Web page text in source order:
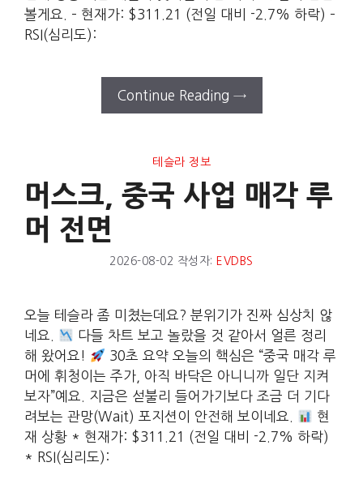
볼게요. – 현재가: $311.21 (전일 대비 -2.7% 하락) –
RSI(심리도):
Continue Reading →
테슬라 정보
머스크, 중국 사업 매각 루
머 전면
2026-08-02 작성자: EVDBS
오늘 테슬라 좀 미쳤는데요? 분위기가 진짜 심상치 않
네요.
다들 차트 보고 놀랐을 것 같아서 얼른 정리
해 왔어요!
30초 요약 오늘의 핵심은 “중국 매각 루
머에 휘청이는 주가, 아직 바닥은 아니니까 일단 지켜
보자”예요. 지금은 섣불리 들어가기보다 조금 더 기다
려보는 관망(Wait) 포지션이 안전해 보이네요.
현
재 상황 * 현재가: $311.21 (전일 대비 -2.7% 하락)
* RSI(심리도):